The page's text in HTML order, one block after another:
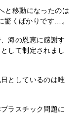
と移動になったのは
驚くばかりです…。
海の恩恵に感謝す
して制定されまし
としているのは唯
ラスチック問題に